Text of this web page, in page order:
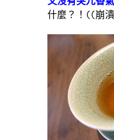
什麼？！((崩